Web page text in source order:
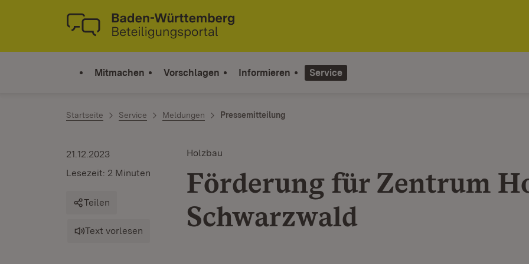
Zum Inhalt springen
Link zur Startseite
Mitmachen Vorschlagen Informieren Service
Startseite Service Meldungen Pressemitteilung
Holzbau
Förderung für Zentrum
Schwarzwald
21.12.2023
Lesezeit: 2 Minuten
Teilen
Text vorlesen